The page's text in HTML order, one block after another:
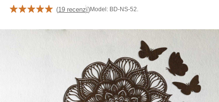
(19 recenzí)Model: BD-NS-52.